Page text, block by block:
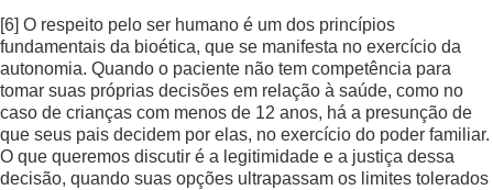
[6] O respeito pelo ser humano é um dos princípios
fundamentais da bioética, que se manifesta no exercício da
autonomia. Quando o paciente não tem competência para
tomar suas próprias decisões em relação à saúde, como no
caso de crianças com menos de 12 anos, há a presunção de
que seus pais decidem por elas, no exercício do poder familiar.
O que queremos discutir é a legitimidade e a justiça dessa
decisão, quando suas opções ultrapassam os limites tolerados